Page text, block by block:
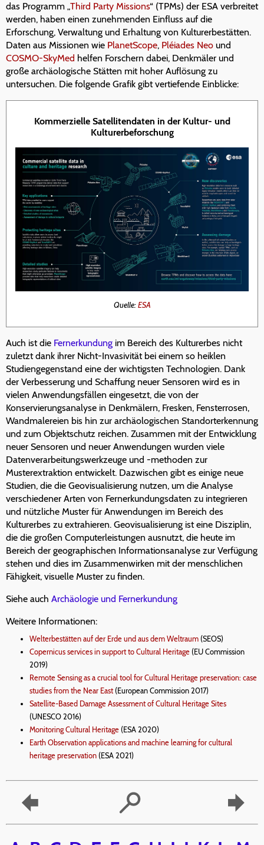
das Programm „Third Party Missions“ (TPMs) der ESA verbreitet
werden, haben einen zunehmenden Einfluss auf die
Erforschung, Verwaltung und Erhaltung von Kulturerbestätten.
Daten aus Missionen wie PlanetScope, Pléiades Neo und
COSMO-SkyMed helfen Forschern dabei, Denkmäler und
große archäologische Stätten mit hoher Auflösung zu
untersuchen. Die folgende Grafik gibt vertiefende Einblicke:
Kommerzielle Satellitendaten in der Kultur- und
Kulturerbeforschung
Quelle:ESA
Auch ist die Fernerkundung im Bereich des Kulturerbes nicht
zuletzt dank ihrer Nicht-Invasivität bei einem so heiklen
Studiengegenstand eine der wichtigsten Technologien. Dank
der Verbesserung und Schaffung neuer Sensoren wird es in
vielen Anwendungsfällen eingesetzt, die von der
Konservierungsanalyse in Denkmälern, Fresken, Fensterrosen,
Wandmalereien bis hin zur archäologischen Standorterkennung
und zum Objektschutz reichen. Zusammen mit der Entwicklung
neuer Sensoren und neuer Anwendungen wurden viele
Datenverarbeitungswerkzeuge und -methoden zur
Musterextraktion entwickelt. Dazwischen gibt es einige neue
Studien, die die Geovisualisierung nutzen, um die Analyse
verschiedener Arten von Fernerkundungsdaten zu integrieren
und nützliche Muster für Anwendungen im Bereich des
Kulturerbes zu extrahieren. Geovisualisierung ist eine Disziplin,
die die großen Computerleistungen ausnutzt, die heute im
Bereich der geographischen Informationsanalyse zur Verfügung
stehen und dies im Zusammenwirken mit der menschlichen
Fähigkeit, visuelle Muster zu finden.
Siehe auch Archäologie und Fernerkundung
Weitere Informationen:
Welterbestätten auf der Erde und aus dem Weltraum (SEOS)
Copernicus services in support to Cultural Heritage (EU Commission
2019)
Remote Sensing as a crucial tool for Cultural Heritage preservation: case
studies from the Near East(European Commission 2017)
Satellite-Based Damage Assessment of Cultural Heritage Sites
(UNESCO 2016)
Monitoring Cultural Heritage (ESA 2020)
Earth Observation applications and machine learning for cultural
heritage preservation (ESA 2021)